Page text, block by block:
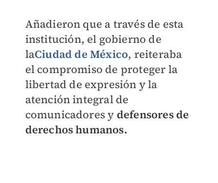
Añadieron que a través de esta
institución, el gobierno de
laCiudad de México, reiteraba
el compromiso de proteger la
libertad de expresión y la
atención integral de
comunicadores y defensores de
derechos humanos.